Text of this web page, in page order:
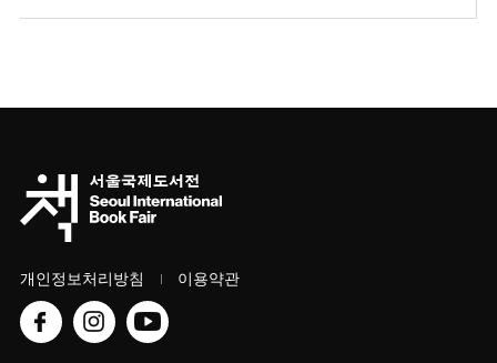
개인정보처리방침 이용약관